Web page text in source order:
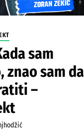
sam
znao sam da
–